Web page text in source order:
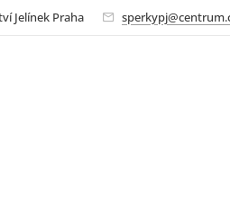
Jelínek Praha